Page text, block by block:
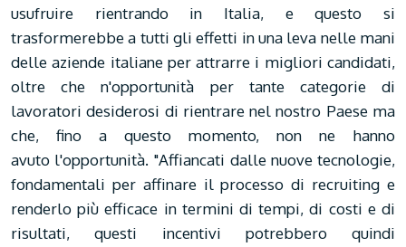
usufruire rientrando in Italia, e questo si
trasformerebbe a tutti gli effetti in una leva nelle mani
delle aziende italiane per attrarre i migliori candidati,
oltre che n'opportunità per tante categorie di
lavoratori desiderosi di rientrare nel nostro Paese ma
che, fino a questo momento, non ne hanno
avuto l'opportunità. "Affiancati dalle nuove tecnologie,
fondamentali per affinare il processo di recruiting e
renderlo più efficace in termini di tempi, di costi e di
risultati, questi incentivi potrebbero quindi